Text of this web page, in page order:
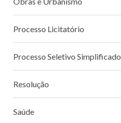
Processo Licitatório
Processo Seletivo Simplificado
Resolução
Saúde